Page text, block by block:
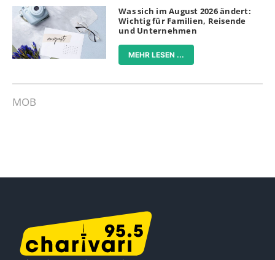
Was sich im August 2026 ändert:
Wichtig für Familien, Reisende
und Unternehmen
MEHR LESEN ...
MOB